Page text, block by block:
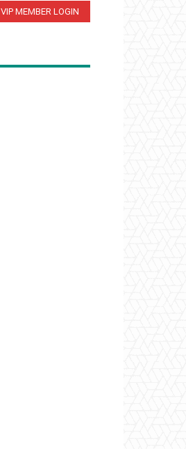
VIP MEMBER LOGIN